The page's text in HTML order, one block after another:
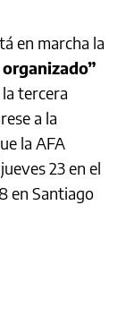
en marcha la
tercera
a la
la AFA
23 en el
en Santiago